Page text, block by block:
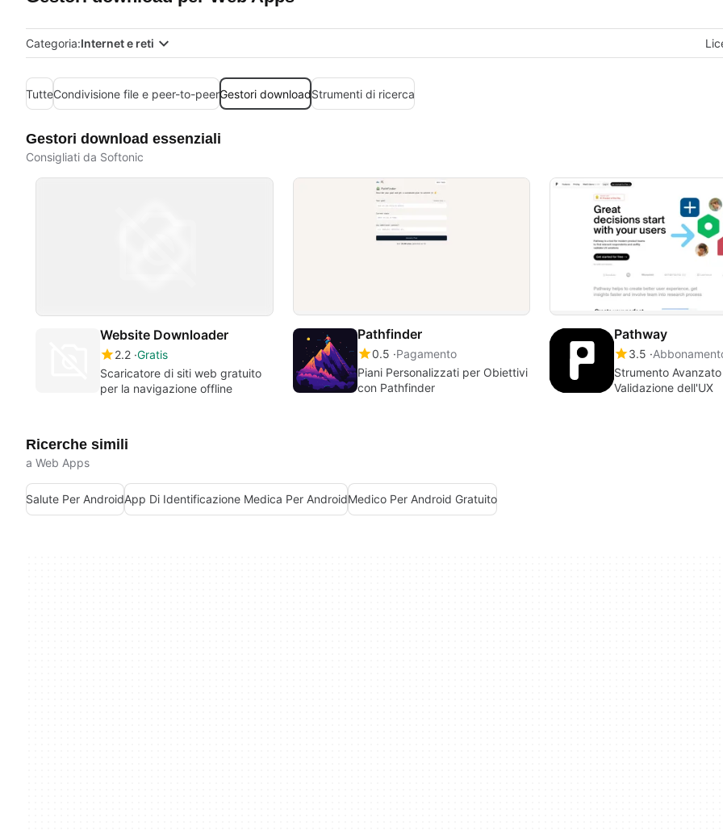
Categoria:Internet e reti
TutteCondivisione file e peer-to-peerGestori downloadStrumenti di ricerca
Gestori download essenziali
Consigliati da Softonic
Website Downloader
2.2 Gratis
Scaricatore di siti web gratuito
per la navigazione offline
Pathfinder
0.5 Pagamento
Piani Personalizzati per Obiettivi
con Pathfinder
Pathway
3.5
Strumento
Validazione dell'UX
Ricerche simili
a Web Apps
Salute Per AndroidApp Di Identificazione Medica Per AndroidMedico Per Android Gratuito